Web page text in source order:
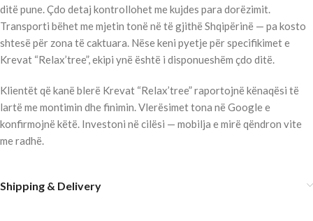
ditë pune. Çdo detaj kontrollohet me kujdes para dorëzimit.
Transporti bëhet me mjetin tonë në të gjithë Shqipërinë — pa kosto
shtesë për zona të caktuara. Nëse keni pyetje për specifikimet e
Krevat “Relax’tree”, ekipi ynë është i disponueshëm çdo ditë.
Klientët që kanë blerë Krevat “Relax’tree” raportojnë kënaqësi të
lartë me montimin dhe finimin. Vlerësimet tona në Google e
konfirmojnë këtë. Investoni në cilësi — mobilja e mirë qëndron vite
me radhë.
Shipping & Delivery